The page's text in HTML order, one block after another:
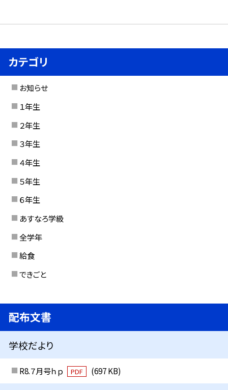
カテゴリ
お知らせ
１年生
２年生
３年生
４年生
５年生
６年生
あすなろ学級
全学年
給食
できごと
配布文書
学校だより
R8.７月号ｈｐ PDF (697 KB)